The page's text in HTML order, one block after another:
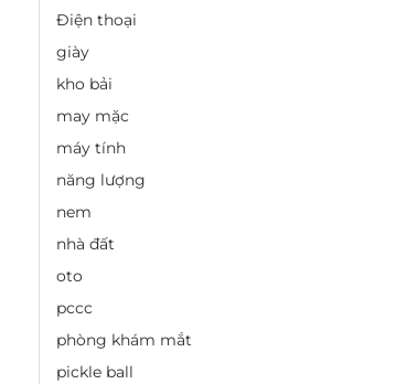
Điện thoại
giày
kho bải
may mặc
máy tính
năng lượng
nem
nhà đất
oto
pccc
phòng khám mắt
pickle ball